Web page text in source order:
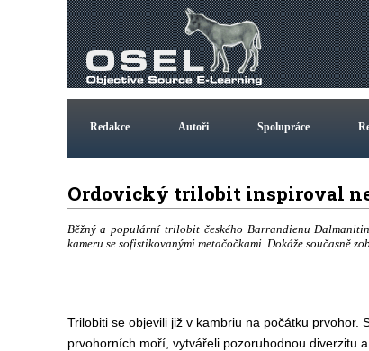
Redakce Autoři Spolupráce
Ordovický trilobit inspiroval
Běžný a populární trilobit českého Barrandienu
kameru se sofistikovanými metačočkami. Dokáže současně
Trilobiti se objevili již v kambriu na počátku prvohor.
prvohorních moří, vytvářeli pozoruhodnou diverzitu